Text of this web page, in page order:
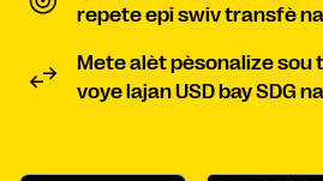
repete epi swiv transfè
Mete alèt pèsonalize sou
voye lajan USD bay SDG